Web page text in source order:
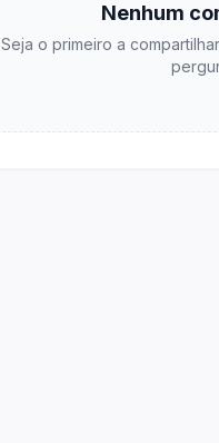
Nenhum
Seja o primeiro a